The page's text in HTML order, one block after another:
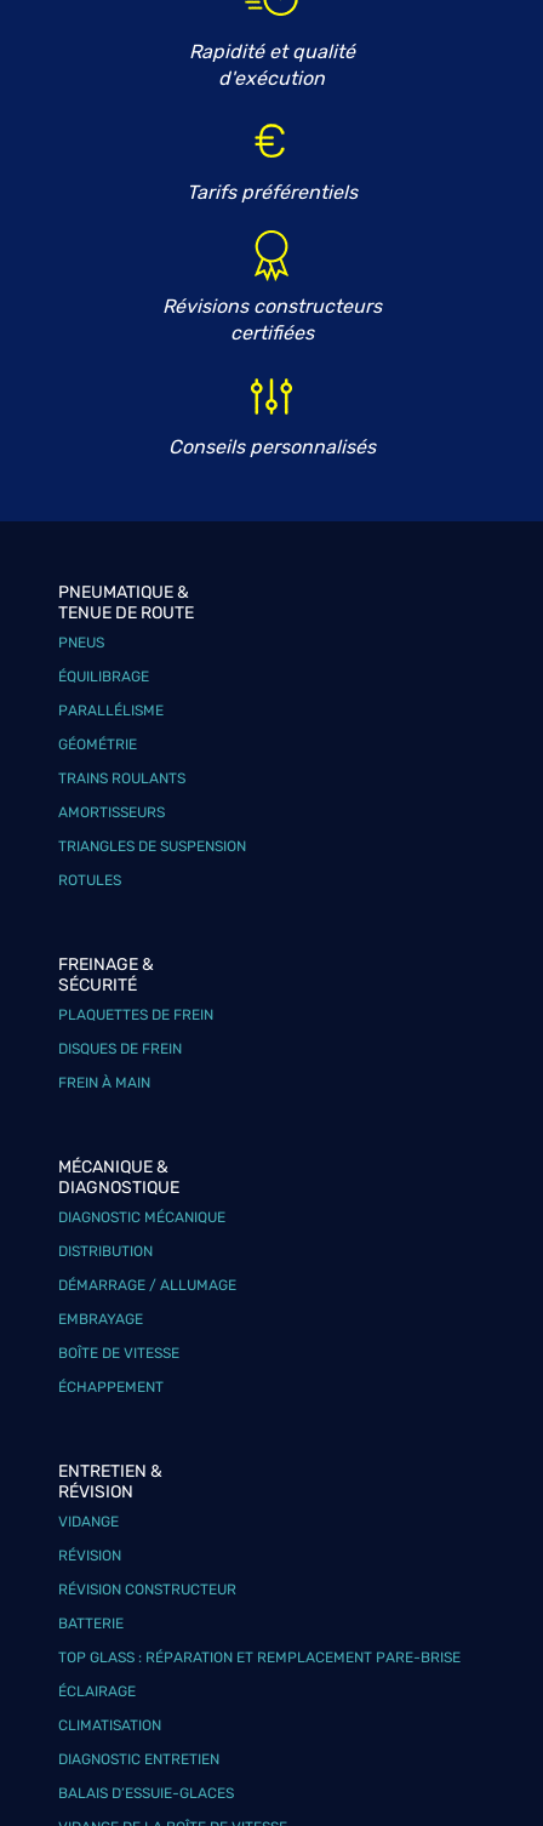
Rapidité et qualité
d'exécution
Tarifs préférentiels
Révisions constructeurs
certifiées
Conseils personnalisés
PNEUMATIQUE &
TENUE DE ROUTE
PNEUS
ÉQUILIBRAGE
PARALLÉLISME
GÉOMÉTRIE
TRAINS ROULANTS
AMORTISSEURS
TRIANGLES DE SUSPENSION
ROTULES
FREINAGE &
SÉCURITÉ
PLAQUETTES DE FREIN
DISQUES DE FREIN
FREIN À MAIN
MÉCANIQUE &
DIAGNOSTIQUE
DIAGNOSTIC MÉCANIQUE
DISTRIBUTION
DÉMARRAGE / ALLUMAGE
EMBRAYAGE
BOÎTE DE VITESSE
ÉCHAPPEMENT
ENTRETIEN &
RÉVISION
VIDANGE
RÉVISION
RÉVISION CONSTRUCTEUR
BATTERIE
TOP GLASS : RÉPARATION ET REMPLACEMENT PARE-BRISE
ÉCLAIRAGE
CLIMATISATION
DIAGNOSTIC ENTRETIEN
BALAIS D’ESSUIE-GLACES